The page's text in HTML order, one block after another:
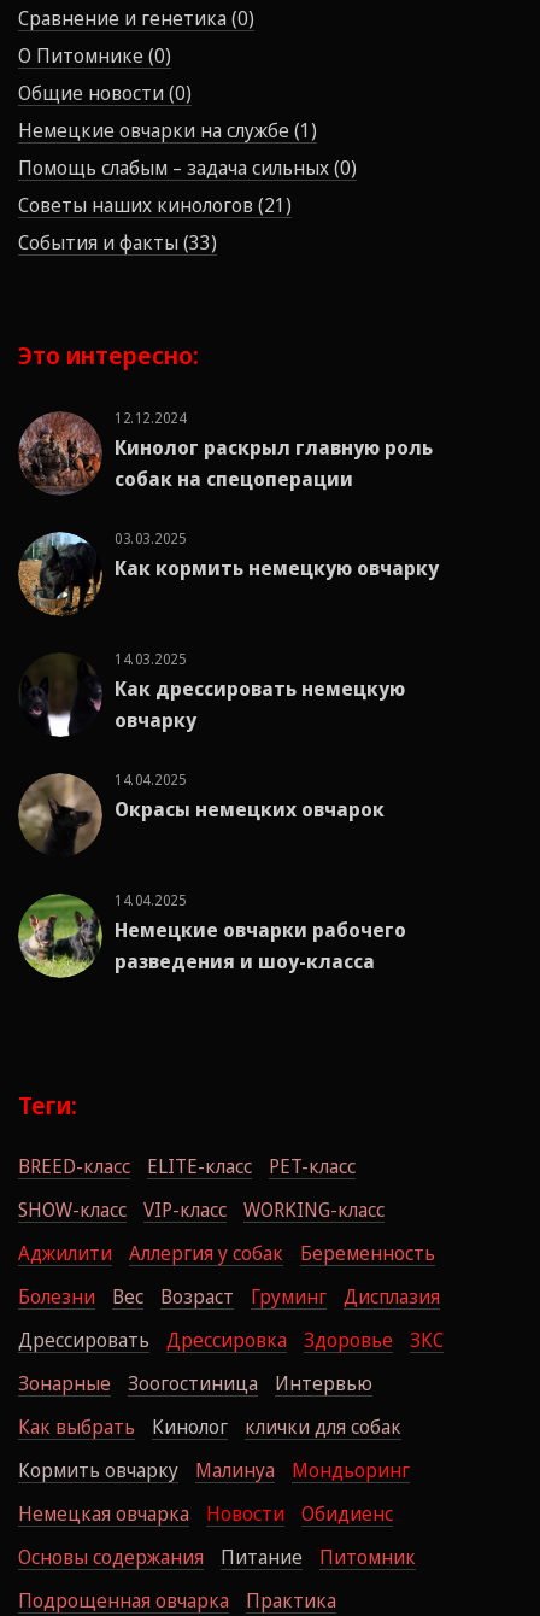
Сравнение и генетика (0)
О Питомнике (0)
Общие новости (0)
Немецкие овчарки на службе (1)
Помощь слабым – задача сильных (0)
Советы наших кинологов (21)
События и факты (33)
Это интересно:
12.12.2024
Кинолог раскрыл главную роль
собак на спецоперации
03.03.2025
Как кормить немецкую овчарку
14.03.2025
Как дрессировать немецкую
овчарку
14.04.2025
Окрасы немецких овчарок
14.04.2025
Немецкие овчарки рабочего
разведения и шоу-класса
Теги:
BREED-класс ELITE-класс
PET-класс
SHOW-класс
VIP-класс
WORKING-класс
Аджилити
Аллергия у собак
Беременность
Болезни
Вес Возраст Груминг
Дисплазия
Дрессировать
Дрессировка Здоровье
ЗКС
Зонарные
Зоогостиница
Интервью
Как выбрать
Кинолог
клички для собак
Кормить овчарку
Малинуа
Мондьоринг
Немецкая овчарка
Новости
Обидиенс
Основы содержания
Питание
Питомник
Подрощенная овчарка
Практика